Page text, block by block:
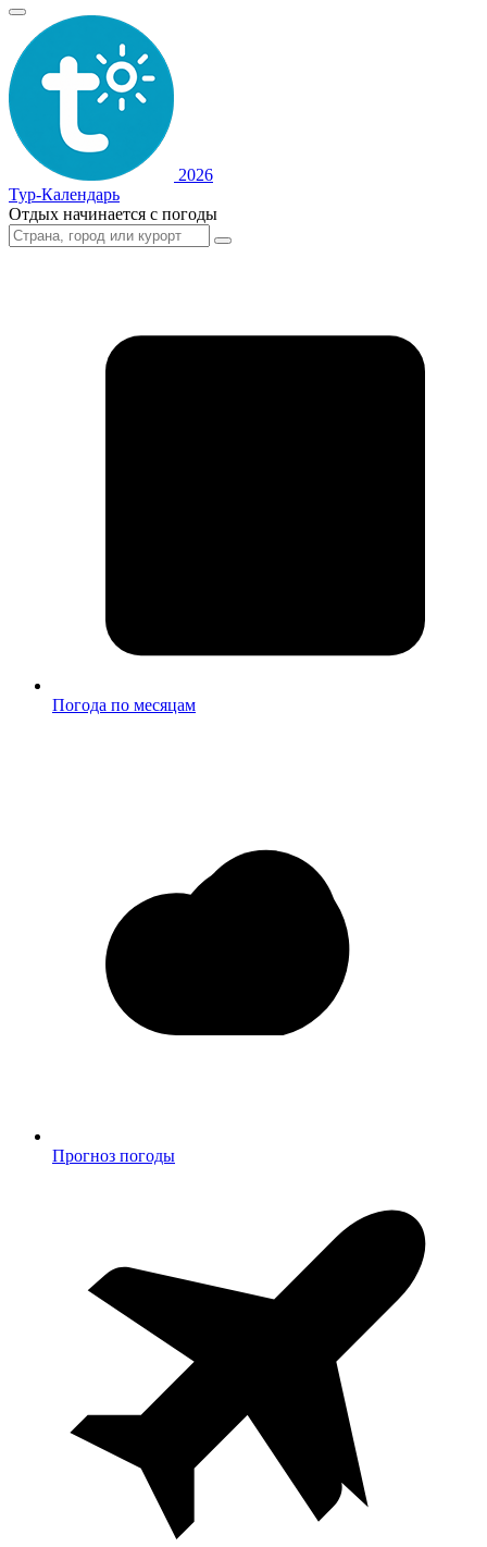
2026
Тур-Календарь
Отдых начинается с погоды
Погода по месяцам
Прогноз погоды